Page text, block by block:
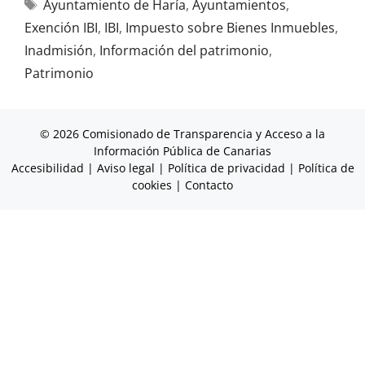
Ayuntamiento de Haría, Ayuntamientos,
Exención IBI, IBI, Impuesto sobre Bienes Inmuebles,
Inadmisión, Información del patrimonio,
Patrimonio
© 2026 Comisionado de Transparencia y Acceso a la
Información Pública de Canarias
Accesibilidad | Aviso legal | Política de privacidad | Política de
cookies | Contacto